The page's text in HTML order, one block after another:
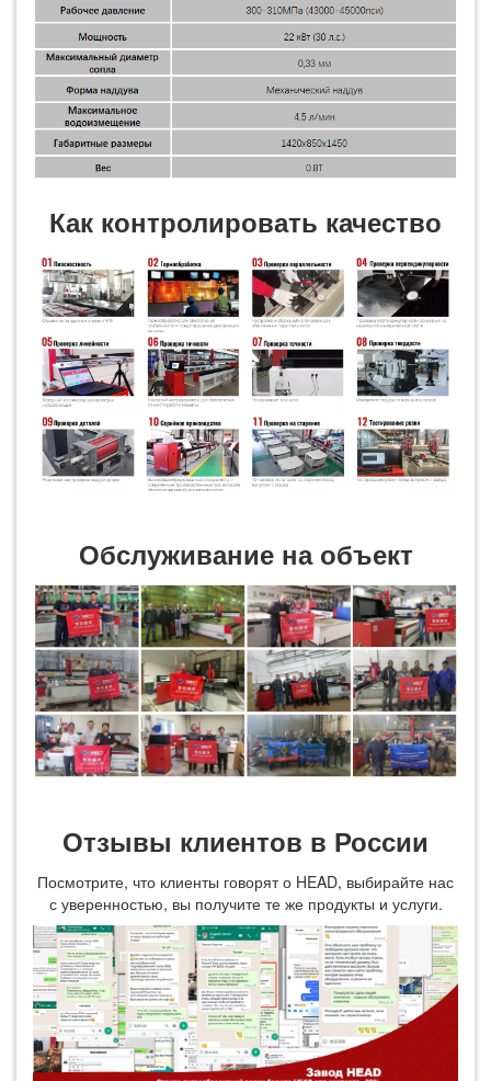
Как контролировать качество
Обслуживание на объект
Отзывы клиентов в России
Посмотрите, что клиенты говорят о HEAD, выбирайте нас
с уверенностью, вы получите те же продукты и услуги.